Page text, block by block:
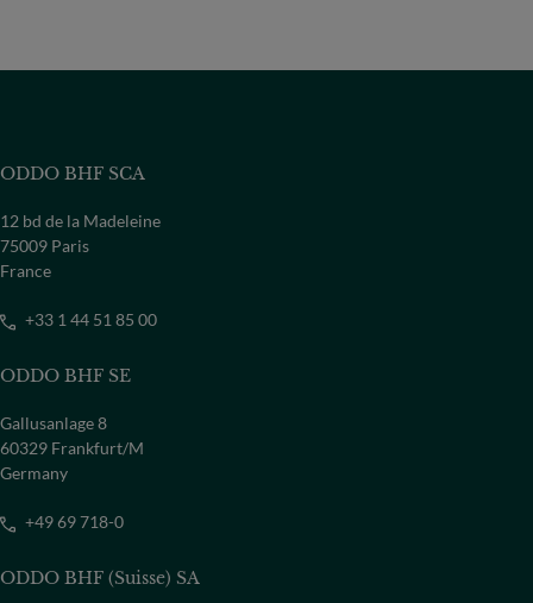
ODDO BHF SCA
12 bd de la Madeleine
75009 Paris
France
+33 1 44 51 85 00
ODDO BHF SE
Gallusanlage 8
60329 Frankfurt/M
Germany
+49 69 718-0
ODDO BHF (Suisse) SA